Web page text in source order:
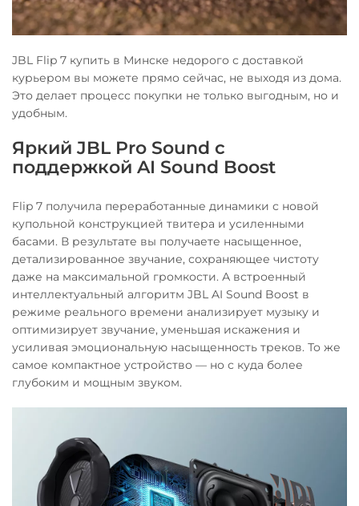
JBL Flip 7 купить в Минске недорого с доставкой
курьером вы можете прямо сейчас, не выходя из дома.
Это делает процесс покупки не только выгодным, но и
удобным.
Яркий JBL Pro Sound с
поддержкой AI Sound Boost
Flip 7 получила переработанные динамики с новой
купольной конструкцией твитера и усиленными
басами. В результате вы получаете насыщенное,
детализированное звучание, сохраняющее чистоту
даже на максимальной громкости. А встроенный
интеллектуальный алгоритм JBL AI Sound Boost в
режиме реального времени анализирует музыку и
оптимизирует звучание, уменьшая искажения и
усиливая эмоциональную насыщенность треков. То же
самое компактное устройство — но с куда более
глубоким и мощным звуком.